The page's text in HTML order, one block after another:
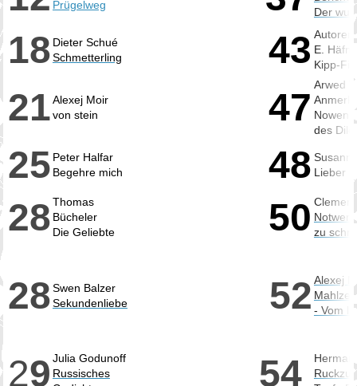
Prügelweg
Der
18 Dieter Schué
Schmetterling
43 E.
Kipp-
21Alexej Moir
von stein
47
Arwed
des
25 Peter Halfar
Begehre mich
48 Lieber
28Thomas
Bücheler
Die Geliebte
50 zu
28Swen Balzer
Sekundenliebe
52 Alexej
- Vom
29 Julia Godunoff
Russisches
54